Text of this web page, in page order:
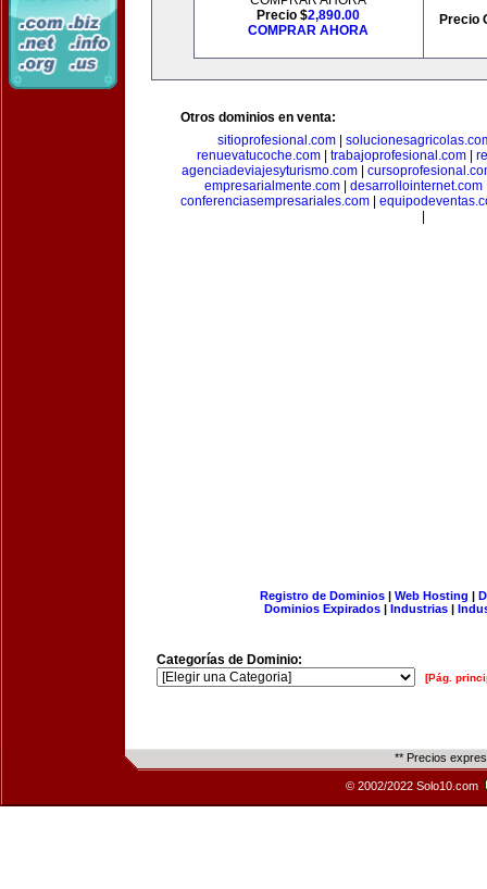
Precio $2,890.00
COMPRAR AHORA
Precio
Otros dominios en venta:
sitioprofesional.com
renuevatucoche.com
trabajoprofesional.com
agenciadeviajesyturismo.com
empresarialmente.com
desarrollointernet.com
conferenciasempresariales.com
Registro de Dominios| Web Hosting |
Dominios Expirados | Industrias |
Categorías de Dominio:
[Pág.
** Precios
© 2002/2022 Solo10.com